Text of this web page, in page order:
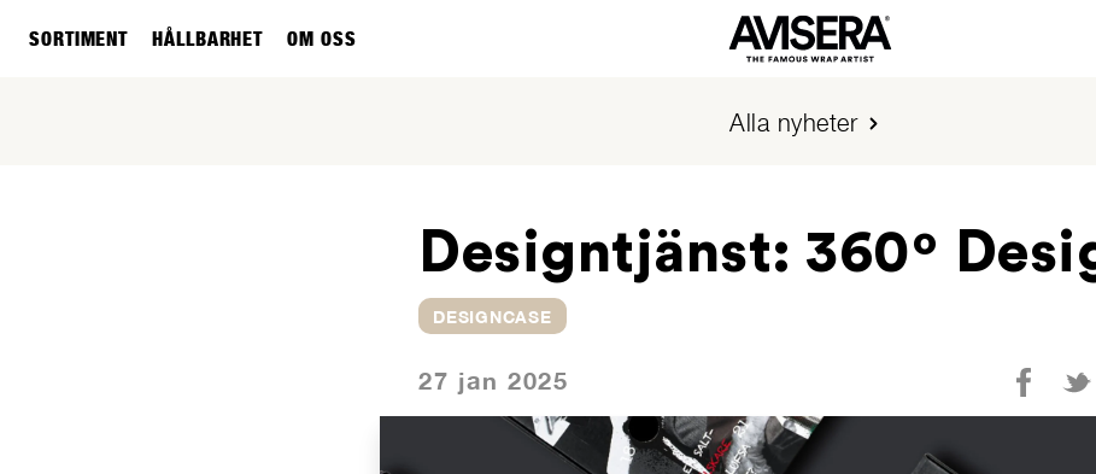
SORTIMENT HÅLLBARHET OM OSS
Alla nyheter
Designtjänst: 360º
DESIGNCASE
27 jan 2025